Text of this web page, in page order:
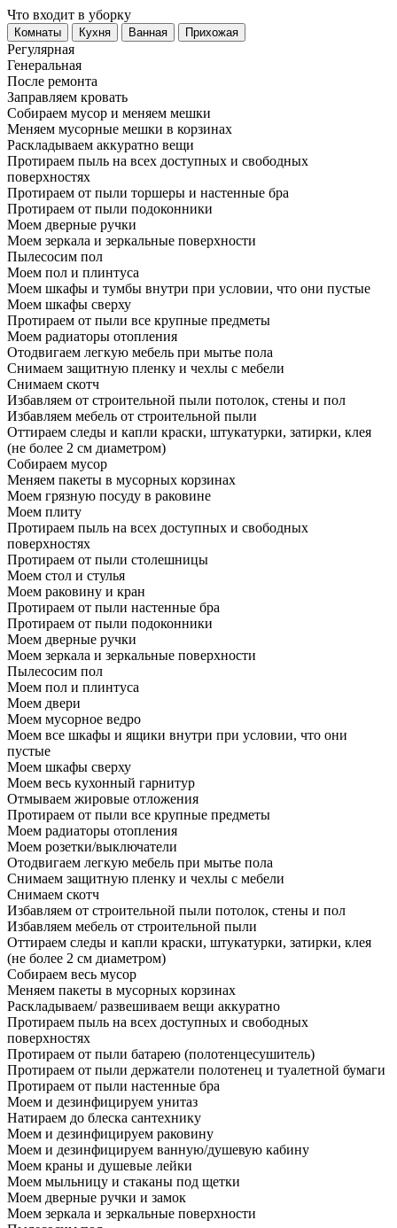
Что входит в уборку
Регу­лярная
Гене­ральная
После ремонта
Заправляем кровать
Собираем мусор и меняем мешки
Меняем мусорные мешки в корзинах
Раскладываем аккуратно вещи
Протираем пыль на всех доступных и свободных
поверхностях
Протираем от пыли торшеры и настенные бра
Протираем от пыли подоконники
Моем дверные ручки
Моем зеркала и зеркальные поверхности
Пылесосим пол
Моем пол и плинтуса
Моем шкафы и тумбы внутри при условии, что они пустые
Моем шкафы сверху
Протираем от пыли все крупные предметы
Моем радиаторы отопления
Отодвигаем легкую мебель при мытье пола
Снимаем защитную пленку и чехлы с мебели
Снимаем скотч
Избавляем от строительной пыли потолок, стены и пол
Избавляем мебель от строительной пыли
Оттираем следы и капли краски, штукатурки, затирки, клея
(не более 2 см диаметром)
Собираем мусор
Меняем пакеты в мусорных корзинах
Моем грязную посуду в раковине
Моем плиту
Протираем пыль на всех доступных и свободных
поверхностях
Протираем от пыли столешницы
Моем стол и стулья
Моем раковину и кран
Протираем от пыли настенные бра
Протираем от пыли подоконники
Моем дверные ручки
Моем зеркала и зеркальные поверхности
Пылесосим пол
Моем пол и плинтуса
Моем двери
Моем мусорное ведро
Моем все шкафы и ящики внутри при условии, что они
пустые
Моем шкафы сверху
Моем весь кухонный гарнитур
Отмываем жировые отложения
Протираем от пыли все крупные предметы
Моем радиаторы отопления
Моем розетки/выключатели
Отодвигаем легкую мебель при мытье пола
Снимаем защитную пленку и чехлы с мебели
Снимаем скотч
Избавляем от строительной пыли потолок, стены и пол
Избавляем мебель от строительной пыли
Оттираем следы и капли краски, штукатурки, затирки, клея
(не более 2 см диаметром)
Собираем весь мусор
Меняем пакеты в мусорных корзинах
Раскладываем/ развешиваем вещи аккуратно
Протираем пыль на всех доступных и свободных
поверхностях
Протираем от пыли батарею (полотенцесушитель)
Протираем от пыли держатели полотенец и туалетной бумаги
Протираем от пыли настенные бра
Моем и дезинфицируем унитаз
Натираем до блеска сантехнику
Моем и дезинфицируем раковину
Моем и дезинфицируем ванную/душевую кабину
Моем краны и душевые лейки
Моем мыльницу и стаканы под щетки
Моем дверные ручки и замок
Моем зеркала и зеркальные поверхности